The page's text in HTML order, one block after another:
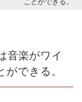
音楽がワイ
できる。